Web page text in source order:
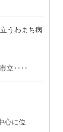
うわまち病
立････
心に位